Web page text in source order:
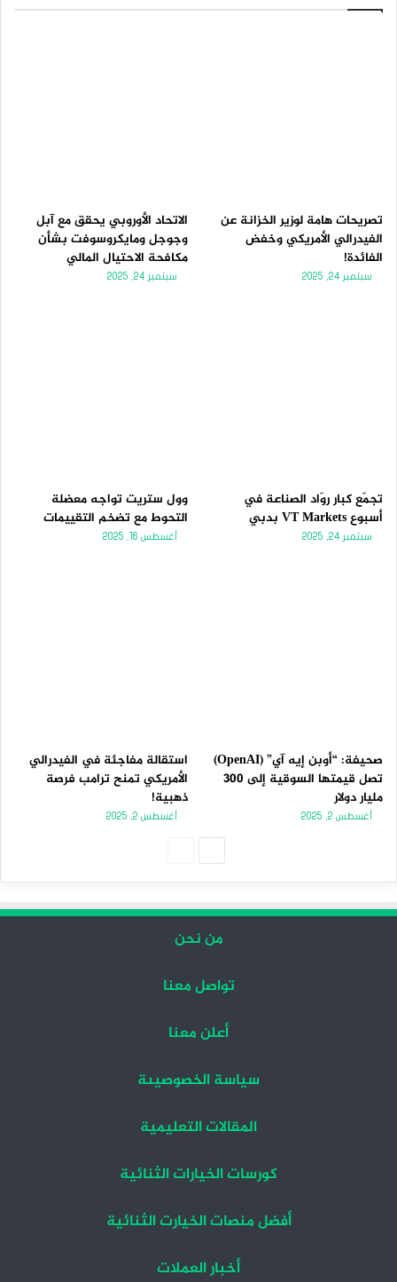
تصريحات هامة لوزير الخزانة عن
الفيدرالي الأمريكي وخفض
الفائدة!
سبتمبر 24, 2025
الاتحاد الأوروبي يحقق مع آبل
وجوجل ومايكروسوفت بشأن
مكافحة الاحتيال المالي
سبتمبر 24, 2025
تجمّع كبار روّاد الصناعة في
أسبوع VT Markets بدبي
سبتمبر 24, 2025
وول ستريت تواجه معضلة
التحوط مع تضخم التقييمات
أغسطس 16, 2025
صحيفة: “أوبن إيه آي” (OpenAI)
تصل قيمتها السوقية إلى 300
مليار دولار
أغسطس 2, 2025
استقالة مفاجئة في الفيدرالي
الأمريكي تمنح ترامب فرصة
ذهبية!
أغسطس 2, 2025
من نحن
تواصل معنا
أعلن معنا
سياسة الخصوصيىة
المقالات التعليمية
كورسات الخيارات الثنائية
أفضل منصات الخيارت الثنائية
أخبار العملات